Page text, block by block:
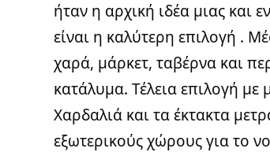
ήταν η αρχική ιδέα μιας και
είναι η καλύτερη επιλογή .
χαρά, μάρκετ, ταβέρνα και
κατάλυμα. Τέλεια επιλογή
Χαρδαλιά και τα έκτακτα
εξωτερικούς χώρους για το